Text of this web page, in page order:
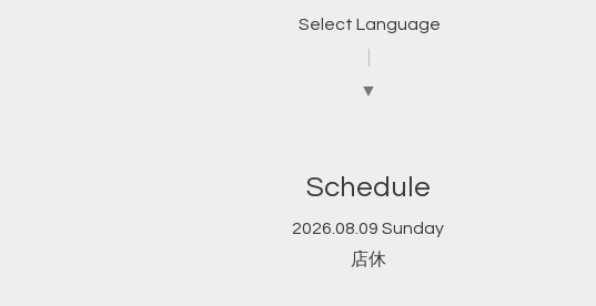
Select Language
▼
Schedule
2026.08.09 Sunday
店休